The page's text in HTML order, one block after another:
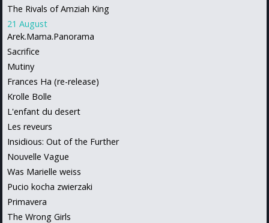
The Rivals of Amziah King
21 August
Arek.Mama.Panorama
Sacrifice
Mutiny
Frances Ha (re-release)
Krolle Bolle
L'enfant du desert
Les reveurs
Insidious: Out of the Further
Nouvelle Vague
Was Marielle weiss
Pucio kocha zwierzaki
Primavera
The Wrong Girls